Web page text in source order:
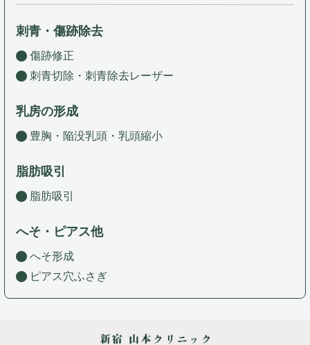
刺青・傷跡除去
傷跡修正
刺青切除・刺青除去レーザー
乳房の形成
豊胸・陥没乳頭・乳頭縮小
脂肪吸引
脂肪吸引
へそ・ピアス他
へそ形成
ピアス穴ふさぎ